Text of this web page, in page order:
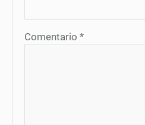
Comentario *